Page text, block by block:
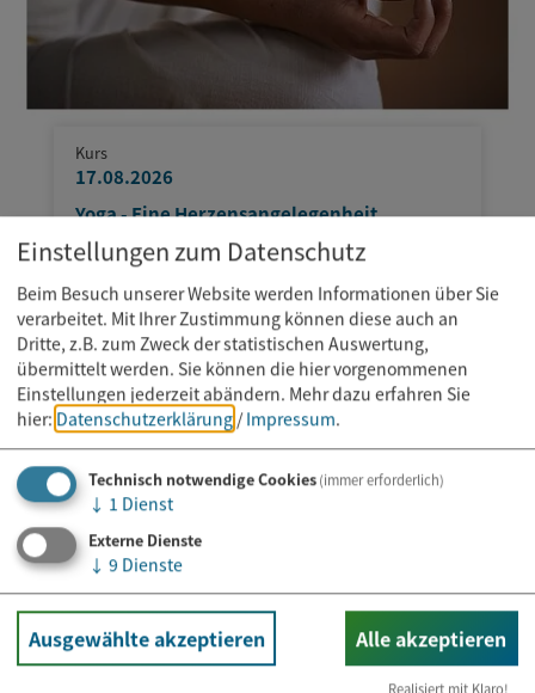
Kurs
17.08.2026
Yoga - Eine Herzensangelegenheit
Einstellungen zum Datenschutz
Beim Besuch unserer Website werden Informationen über Sie
verarbeitet. Mit Ihrer Zustimmung können diese auch an
Dritte, z.B. zum Zweck der statistischen Auswertung,
übermittelt werden. Sie können die hier vorgenommenen
Einstellungen jederzeit abändern. Mehr dazu erfahren Sie
hier: Datenschutzerklärung / Impressum.
Technisch notwendige Cookies(immer erforderlich)
↓ 1 Dienst
Externe Dienste
↓ 9 Dienste
Ausgewählte akzeptieren Alle akzeptieren
Realisiert mit Klaro!